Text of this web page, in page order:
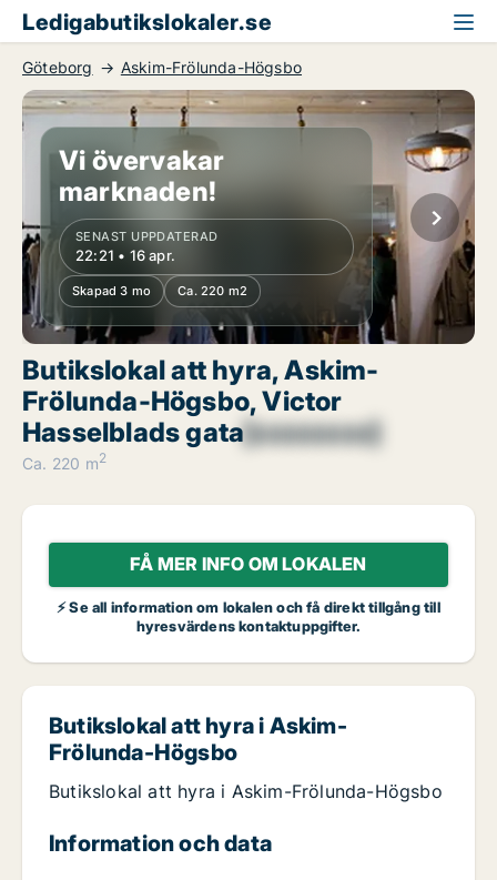
Ledigabutikslokaler.se
Göteborg Askim-Frölunda-Högsbo
Vi övervakar
marknaden!
SENAST UPPDATERAD
22:21 • 16 apr.
Skapad 3 mo Ca. 220 m2
Butikslokal att hyra, Askim-
Frölunda-Högsbo, Victor
Hasselblads gata[xxxxxxxx]
Ca. 220 m2
FÅ MER INFO OM LOKALEN
⚡ Se all information om lokalen och få direkt tillgång till
hyresvärdens kontaktuppgifter.
Butikslokal att hyra i Askim-
Frölunda-Högsbo
Butikslokal att hyra i Askim-Frölunda-Högsbo
Information och data